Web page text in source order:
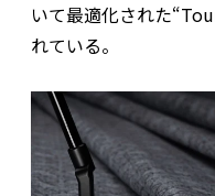
いて最適化された
れている。